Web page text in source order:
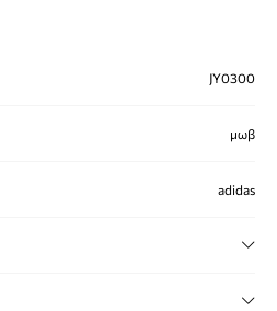
JY0300
μωβ
adidas